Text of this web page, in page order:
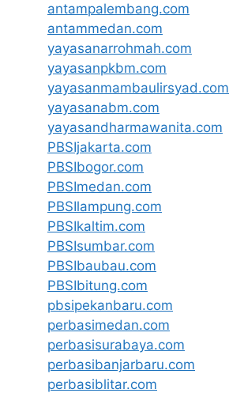
antampalembang.com
antammedan.com
yayasanarrohmah.com
yayasanpkbm.com
yayasanmambaulirsyad.com
yayasanabm.com
yayasandharmawanita.com
PBSIjakarta.com
PBSIbogor.com
PBSImedan.com
PBSIlampung.com
PBSIkaltim.com
PBSIsumbar.com
PBSIbaubau.com
PBSIbitung.com
pbsipekanbaru.com
perbasimedan.com
perbasisurabaya.com
perbasibanjarbaru.com
perbasiblitar.com